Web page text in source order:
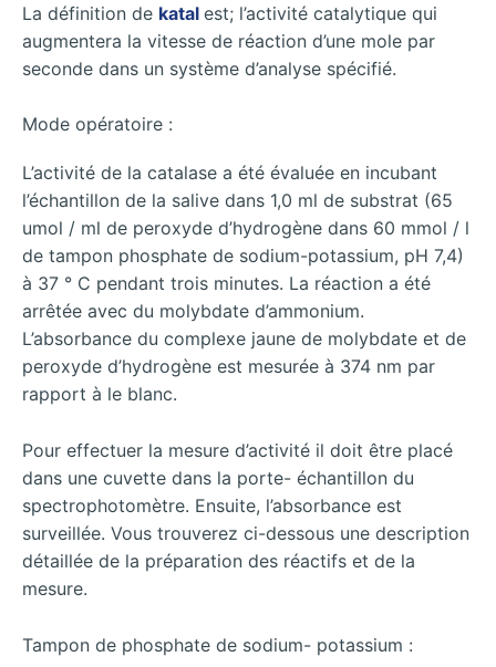
La définition de katal est; l’activité catalytique qui
augmentera la vitesse de réaction d’une mole par
seconde dans un système d’analyse spécifié.
Mode opératoire :
L’activité de la catalase a été évaluée en incubant
l’échantillon de la salive dans 1,0 ml de substrat (65
umol / ml de peroxyde d’hydrogène dans 60 mmol / l
de tampon phosphate de sodium-potassium, pH 7,4)
à 37 ° C pendant trois minutes. La réaction a été
arrêtée avec du molybdate d’ammonium.
L’absorbance du complexe jaune de molybdate et de
peroxyde d’hydrogène est mesurée à 374 nm par
rapport à le blanc.
Pour effectuer la mesure d’activité il doit être placé
dans une cuvette dans la porte- échantillon du
spectrophotomètre. Ensuite, l’absorbance est
surveillée. Vous trouverez ci-dessous une description
détaillée de la préparation des réactifs et de la
mesure.
Tampon de phosphate de sodium- potassium :